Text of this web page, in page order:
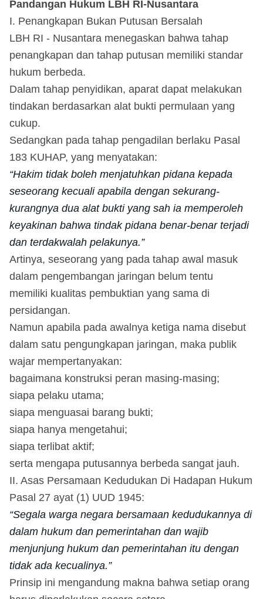
Pandangan Hukum LBH RI-Nusantara
I. Penangkapan Bukan Putusan Bersalah
LBH RI - Nusantara menegaskan bahwa tahap
penangkapan dan tahap putusan memiliki standar
hukum berbeda.
Dalam tahap penyidikan, aparat dapat melakukan
tindakan berdasarkan alat bukti permulaan yang
cukup.
Sedangkan pada tahap pengadilan berlaku Pasal
183 KUHAP, yang menyatakan:
“Hakim tidak boleh menjatuhkan pidana kepada
seseorang kecuali apabila dengan sekurang-
kurangnya dua alat bukti yang sah ia memperoleh
keyakinan bahwa tindak pidana benar-benar terjadi
dan terdakwalah pelakunya.”
Artinya, seseorang yang pada tahap awal masuk
dalam pengembangan jaringan belum tentu
memiliki kualitas pembuktian yang sama di
persidangan.
Namun apabila pada awalnya ketiga nama disebut
dalam satu pengungkapan jaringan, maka publik
wajar mempertanyakan:
bagaimana konstruksi peran masing-masing;
siapa pelaku utama;
siapa menguasai barang bukti;
siapa hanya mengetahui;
siapa terlibat aktif;
serta mengapa putusannya berbeda sangat jauh.
II. Asas Persamaan Kedudukan Di Hadapan Hukum
Pasal 27 ayat (1) UUD 1945:
“Segala warga negara bersamaan kedudukannya di
dalam hukum dan pemerintahan dan wajib
menjunjung hukum dan pemerintahan itu dengan
tidak ada kecualinya.”
Prinsip ini mengandung makna bahwa setiap orang